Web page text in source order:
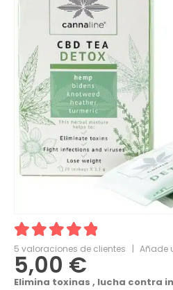
5.00out of 5
5 valoraciones de clientes | Añade
5,00 €
Elimina toxinas , lucha contra